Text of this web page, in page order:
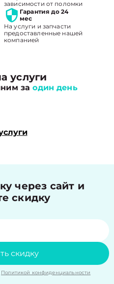
зависимости от поломки
Гарантия до 24
мес
На услуги и запчасти
предоставленные нашей
компанией
услуги
заодин день
через сайт и
скидку
скидку
Политикой конфиденциальности